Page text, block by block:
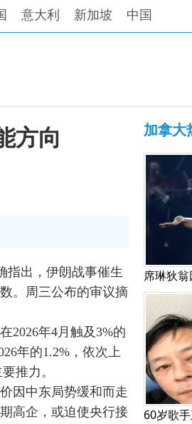
意大利 新加坡 中国
方向
指出，伊朗战事催生
。周三公布的审议摘
2026年4月触及3%的
年的1.2%，依次上
推力。
因中东局势缓和而走
高企，或迫使央行接
加拿大